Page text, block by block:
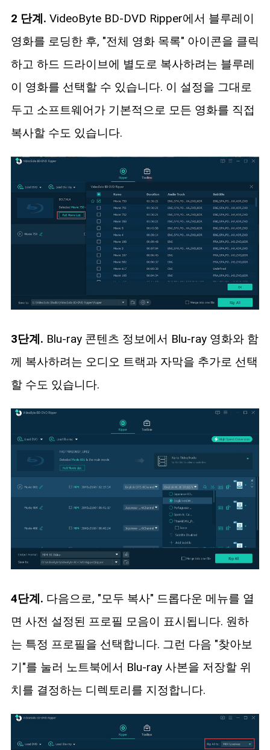
2 단계. VideoByte BD-DVD Ripper에서 블루레이
영화를 로딩한 후, "전체 영화 목록" 아이콘을 클릭
하고 하드 드라이브에 별도로 복사하려는 블루레
이 영화를 선택할 수 있습니다. 이 설정을 그대로
두고 소프트웨어가 기본적으로 모든 영화를 직접
복사할 수도 있습니다.
3단계. Blu-ray 콘텐츠 정보에서 Blu-ray 영화와 함
께 복사하려는 오디오 트랙과 자막을 추가로 선택
할 수도 있습니다.
4단계. 다음으로, "모두 복사" 드롭다운 메뉴를 열
면 사전 설정된 프로필 모음이 표시됩니다. 원하
는 특정 프로필을 선택합니다. 그런 다음 "찾아보
기"를 눌러 노트북에서 Blu-ray 사본을 저장할 위
치를 결정하는 디렉토리를 지정합니다.